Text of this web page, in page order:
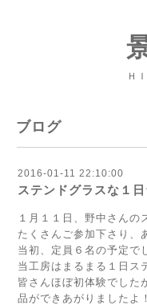
Ｈ
ブログ
2016-01-11 22:10:00
ステンドグラスな１
１月１１日、野中さんの
たくさんご参加下さり、
当初、定員６名の予定で
当工房はまるまる１日ス
皆さんほぼ初体験でした
品ができあがりましたよ！